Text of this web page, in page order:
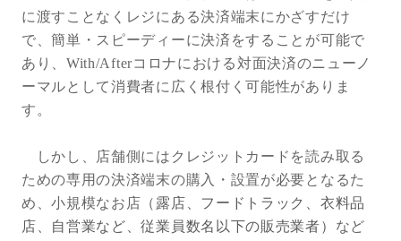
に渡すことなくレジにある決済端末にかざすだけ
で、簡単・スピーディーに決済をすることが可能で
あり、With/Afterコロナにおける対面決済のニューノ
ーマルとして消費者に広く根付く可能性がありま
す。
しかし、店舗側にはクレジットカードを読み取る
ための専用の決済端末の購入・設置が必要となるた
め、小規模なお店（ 露店、フードトラック、衣料品
店、自営業など、従業員数名以下の販売業者） など